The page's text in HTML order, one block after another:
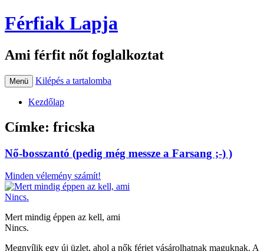
Férfiak Lapja
Ami férfit nőt foglalkoztat
Menü Kilépés a tartalomba
Kezdőlap
Címke: fricska
Nő-bosszantó (pedig még messze a Farsang ;-) )
Minden vélemény számít!
Mert mindig éppen az kell, ami
Nincs.
Megnyílik egy új üzlet, ahol a nők férjet vásárolhatnak maguknak. A